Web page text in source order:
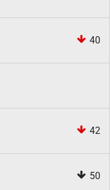
40
42
50